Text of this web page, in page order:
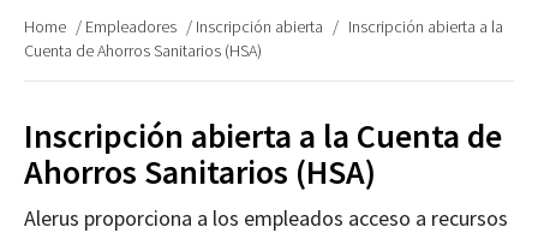
Home / Empleadores / Inscripción abierta / Inscripción abierta a la
Cuenta de Ahorros Sanitarios (HSA)
Inscripción abierta a la Cuenta de
Ahorros Sanitarios (HSA)
Alerus proporciona a los empleados acceso a recursos